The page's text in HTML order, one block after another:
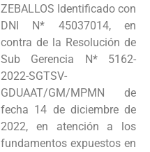
ZEBALLOS Identificado con
DNI N* 45037014, en
contra de la Resolución de
Sub Gerencia N* 5162-
2022-SGTSV-
GDUAAT/GM/MPMN de
fecha 14 de diciembre de
2022, en atención a los
fundamentos expuestos en